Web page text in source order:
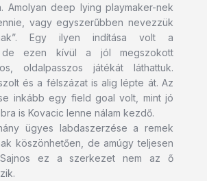
Amolyan deep lying playmaker-nek
vagy egyszerűbben nevezzük
Egy ilyen indítása volt a
de ezen kívül a jól megszokott
oldalpasszos játékát láthattuk.
és a félszázat is alig lépte át. Az
inkább egy field goal volt, mint jó
is Kovacic lenne nálam kezdő.
ügyes labdaszerzése a remek
köszönhetően, de amúgy teljesen
ez a szerkezet nem az ő